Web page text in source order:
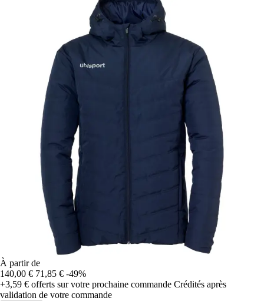
À partir de
140,00 € 71,85 € -49%
+3,59 € offerts sur votre prochaine commande Crédités après
validation de votre commande